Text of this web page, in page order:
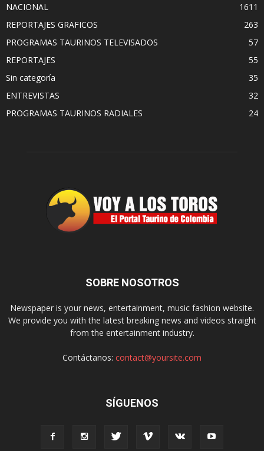
NACIONAL
1611
REPORTAJES GRAFICOS
263
PROGRAMAS TAURINOS TELEVISADOS
57
REPORTAJES
55
Sin categoría
35
ENTREVISTAS
32
PROGRAMAS TAURINOS RADIALES
24
SOBRE NOSOTROS
Newspaper is your news, entertainment, music fashion website.
We provide you with the latest breaking news and videos straight
from the entertainment industry.
Contáctanos: contact@yoursite.com
SÍGUENOS